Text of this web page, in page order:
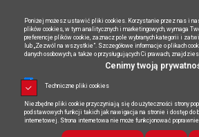
ABW
O ABW Nabór Aktualności
Mapa serwisu Deklaracja dostępności
Polityka prywatności
Poniżej możesz ustawić pliki cookies. Korzystanie przez nas i
plików cookies, w tym analitycznych i marketingowych, wymaga
preferencje plików cookie, zaznacz pole wybranych kategorii i
lub „Zezwól na wszystkie”. Szczegółowe informacje o plikach
danych osobowych, a także o przysługujących Ci prawach,
Cenimy twoją
Techniczne pliki cookies
Niezbędne pliki cookie przyczyniają się do użyteczności strony
podstawowych funkcji takich jak nawigacja na stronie i dostęp do
internetowej. Strona internetowa nie może funkcjonować